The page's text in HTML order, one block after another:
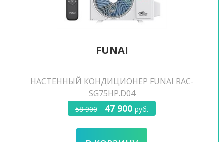
FUNAI
НАСТЕННЫЙ КОНДИЦИОНЕР FUNAI RAC-
SG75HP.D04
58 900 47 900 руб.